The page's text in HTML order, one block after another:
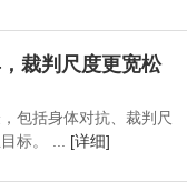
裁判尺度更宽松
包括身体对抗、裁判尺
标。 ... [详细]